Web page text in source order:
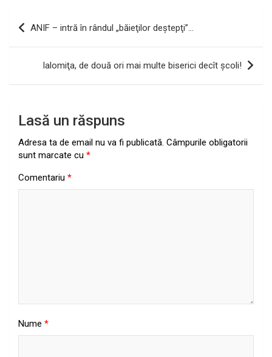
Navigare
articole
ANIF – intră în rândul „băieţilor deştepţi”…
Ialomiţa, de două ori mai multe biserici decît şcoli!
Lasă un răspuns
Adresa ta de email nu va fi publicată. Câmpurile obligatorii
sunt marcate cu *
Comentariu *
Nume *